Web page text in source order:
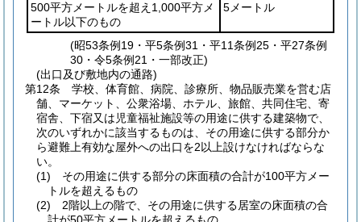
500平方メートルを超え1,000平方メ
ートル以下のもの
5メートル
(昭53条例19・平5条例31・平11条例25・平27条例
30・令5条例21・一部改正)
(出口及び敷地内の通路)
第12条
学校、体育館、病院、診療所、物品販売業を営む店
舗、マーケット、公衆浴場、ホテル、旅館、共同住宅、寄
宿舎、下宿又は児童福祉施設等の用途に供する建築物で、
次のいずれかに該当するものは、その用途に供する部分か
ら避難上有効な屋外への出口を2以上設けなければならな
い。
(1)
その用途に供する部分の床面積の合計が100平方メー
トルを超えるもの
(2)
2階以上の階で、その用途に供する居室の床面積の合